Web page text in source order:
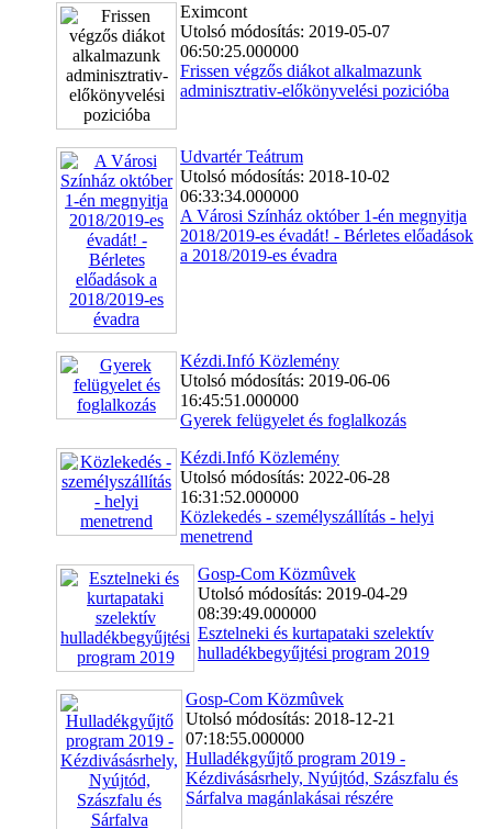
Eximcont
Utolsó módosítás: 2019-05-07
06:50:25.000000
Frissen végzős diákot alkalmazunk
adminisztrativ-előkönyvelési pozicióba
Udvartér Teátrum
Utolsó módosítás: 2018-10-02
06:33:34.000000
A Városi Színház október 1-én megnyitja
2018/2019-es évadát! - Bérletes előadások
a 2018/2019-es évadra
Kézdi.Infó Közlemény
Utolsó módosítás: 2019-06-06
16:45:51.000000
Gyerek felügyelet és foglalkozás
Kézdi.Infó Közlemény
Utolsó módosítás: 2022-06-28
16:31:52.000000
Közlekedés - személyszállítás - helyi
menetrend
Gosp-Com Közmûvek
Utolsó módosítás: 2019-04-29
08:39:49.000000
Esztelneki és kurtapataki szelektív
hulladékbegyűjtési program 2019
Gosp-Com Közmûvek
Utolsó módosítás: 2018-12-21
07:18:55.000000
Hulladékgyűjtő program 2019 -
Kézdivásásrhely, Nyújtód, Szászfalu és
Sárfalva magánlakásai részére